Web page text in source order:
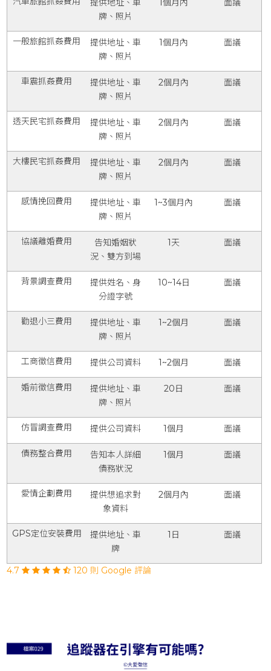
提供地址、車
牌、照片
1個月內 面議
一般旅館抓姦費用
提供地址、車
牌、照片
1個月內 面議
車震抓姦費用
提供地址、車
牌、照片
2個月內 面議
透天民宅抓姦費用
提供地址、車
牌、照片
2個月內 面議
大樓民宅抓姦費用
提供地址、車
牌、照片
2個月內 面議
感情挽回費用
提供地址、車
牌、照片
1~3個月內 面議
協議離婚費用
告知婚姻狀
況、雙方到場
1天 面議
背景調查費用
提供姓名、身
分證字號
10~14日 面議
勸退小三費用
提供地址、車
牌、照片
1~2個月 面議
工商徵信費用 提供公司資料 1~2個月 面議
婚前徵信費用
提供地址、車
牌、照片
20日 面議
仿冒調查費用 提供公司資料 1個月 面議
債務整合費用
告知本人詳細
債務狀況
1個月 面議
愛情企劃費用
提供想追求對
象資料
2個月內 面議
GPS定位安裝費用
提供地址、車
牌
1日 面議
4.7 120 則 Google 評論